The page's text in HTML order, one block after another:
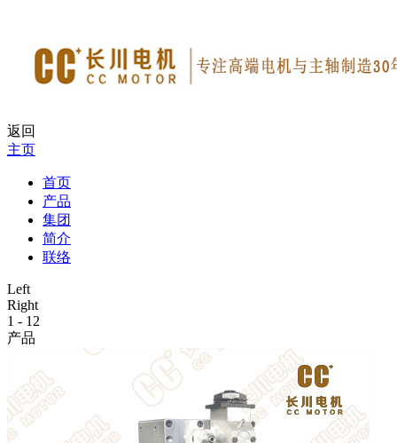
返回
主页
首页
产品
集团
简介
联络
Left
Right
1 - 12
产品